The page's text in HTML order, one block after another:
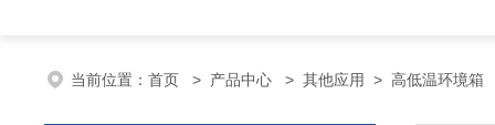
当前位置： 首页 > 产品中心 > 其他应用 > 高低温环境箱